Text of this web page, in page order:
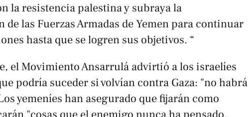
la resistencia palestina y subraya la
de las Fuerzas Armadas de Yemen para continuar
hasta que se logren sus objetivos. “
el Movimiento Ansarrulá advirtió a los israelíes
podría suceder si volvían contra Gaza: "no habrá
yemeníes han asegurado que fijarán como